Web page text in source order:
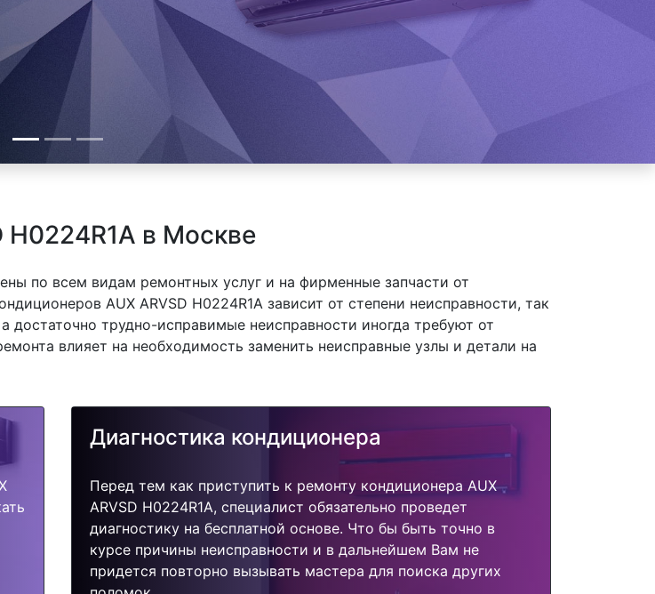
H0224R1A в Москве
по всем видам ремонтных услуг и на фирменные запчасти от
AUX ARVSD H0224R1A зависит от степени неисправности, так
достаточно трудно-исправимые неисправности иногда требуют от
влияет на необходимость заменить неисправные узлы и детали на
Диагностика кондиционера
Перед тем как приступить к ремонту кондиционера AUX
ARVSD H0224R1A, специалист обязательно проведет
диагностику на бесплатной основе. Что бы быть точно в
курсе причины неисправности и в дальнейшем Вам не
придется повторно вызывать мастера для поиска других